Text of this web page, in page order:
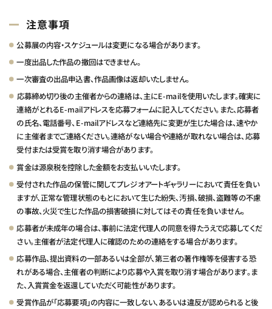
注意事項
公募展の内容・スケジュールは変更になる場合があります。
一度出品した作品の撤回はできません。
一次審査の出品申込書、作品画像は返却いたしません。
応募締め切り後の主催者からの連絡は、主にE-mailを使用いたします。確実に
連絡がとれるE-mailアドレスを応募フォームに記入してください。また、応募者
の氏名、電話番号、E-mailアドレスなど連絡先に変更が生じた場合は、速やか
に主催者までご連絡ください。連絡がない場合や連絡が取れない場合は、応募
受付または受賞を取り消す場合があります。
賞金は源泉税を控除した金額をお支払いいたします。
受付された作品の保管に関してプレジオアートギャラリーにおいて責任を負い
ますが、正常な管理状態のもとにおいて生じた紛失、汚損、破損、盗難等の不慮
の事故、火災で生じた作品の損害破損に対してはその責任を負いません。
応募者が未成年の場合は、事前に法定代理人の同意を得たうえで応募してくだ
さい。主催者が法定代理人に確認のための連絡をする場合があります。
応募作品、提出資料の一部あるいは全部が、第三者の著作権等を侵害する恐
れがある場合、主催者の判断により応募や入賞を取り消す場合があります。ま
た、入賞賞金を返還していただく可能性があります。
受賞作品が「応募要項」の内容に一致しない、あるいは違反が認められると後